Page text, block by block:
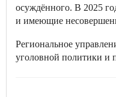
осуждённого. В 2025
и имеющие
Региональное
уголовной политики и